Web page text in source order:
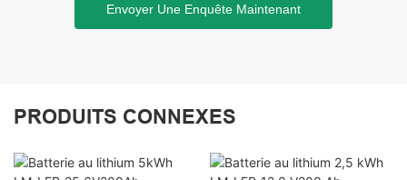
Envoyer Une Enquête Maintenant
PRODUITS CONNEXES